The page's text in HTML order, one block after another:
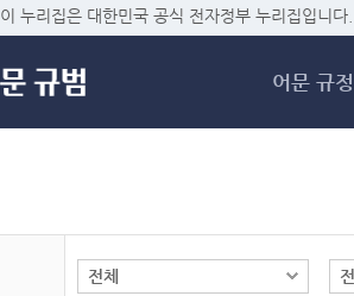
메
이 누리집은 대한민국 공식 전자정부 누리집입니다.
어문 규정